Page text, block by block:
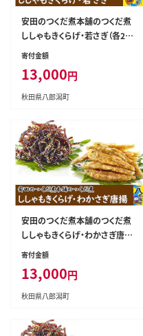
安田のつくだ煮本舗のつくだ煮
ししゃもきくらげ・若さぎ（各255
g合計510g） [佃煮 つくだ煮 ご飯
寄付金額
13,000円
秋田県八郎潟町
安田のつくだ煮本舗のつくだ煮
ししゃもきくらげ・わかさぎ唐揚
（各270g 計540g） [佃煮 つくだ
寄付金額
13,000円
秋田県八郎潟町